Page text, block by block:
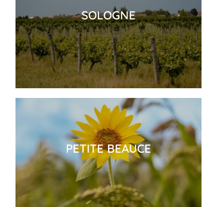
SOLOGNE
PETITE BEAUCE